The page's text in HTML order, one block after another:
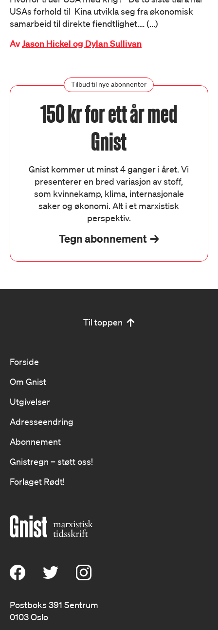
USAs forhold til Kina utvikla seg fra økonomisk
samarbeid til direkte fiendtlighet.… (...)
AvJason Hickel og Dylan Sullivan
Tilbud til nye abonnenter
150 kr for ett år med
Gnist
Gnist kommer ut minst 4 ganger i året. Vi
presenterer en bred variasjon av stoff,
som kvinnekamp, klima, internasjonale
saker og økonomi. Alt i et marxistisk
perspektiv.
Tegn abonnement
Til toppen
Forside
Om Gnist
Utgivelser
Adresseendring
Abonnement
Gnistregn – støtt oss!
Forlaget Rødt!
Postboks 391 Sentrum
0103 Oslo